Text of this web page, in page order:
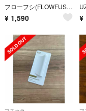
フローフシ(FLOWFUSHI)モテマスカラ ボリューム
¥ 1,590 ¥